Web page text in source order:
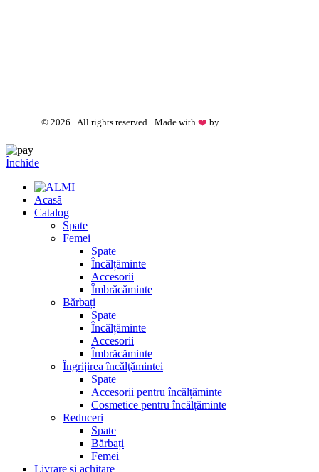
© 2026 · All rights reserved · Made with ❤️ by ·
·
Închide
Acasă
Catalog
Spate
Femei
Spate
Încălțăminte
Accesorii
Îmbrăcăminte
Bărbați
Spate
Încălțăminte
Accesorii
Îmbrăcăminte
Îngrijirea încălţămintei
Spate
Accesorii pentru încălțăminte
Cosmetice pentru încălțăminte
Reduceri
Spate
Bărbați
Femei
Livrare și achitare